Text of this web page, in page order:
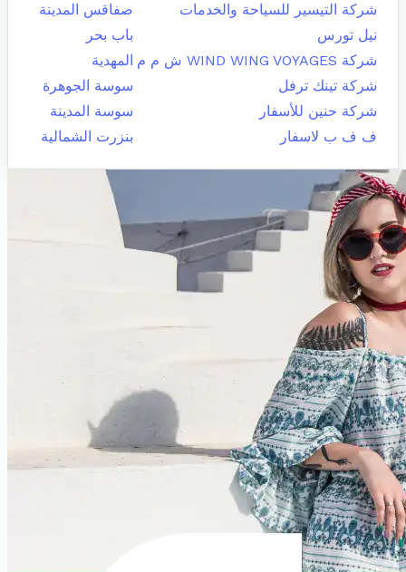
شركة التيسير للسياحة والخدمات
صفاقس المدينة
نيل تورس
باب بحر
شركة WIND WING VOYAGES ش م م
المهدية
شركة تينك ترفل
سوسة الجوهرة
شركة حنين للأسفار
سوسة المدينة
ف ف ب لاسفار
بنزرت الشمالية